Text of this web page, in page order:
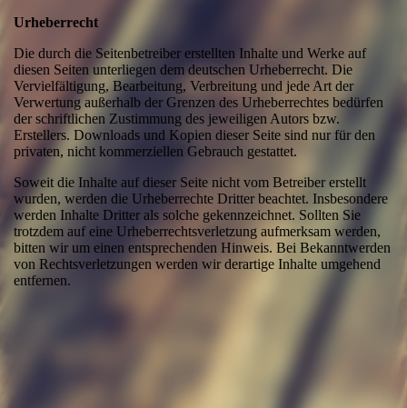
Urheberrecht
Die durch die Seitenbetreiber erstellten Inhalte und Werke auf
diesen Seiten unterliegen dem deutschen Urheberrecht. Die
Vervielfältigung, Bearbeitung, Verbreitung und jede Art der
Verwertung außerhalb der Grenzen des Urheberrechtes bedürfen
der schriftlichen Zustimmung des jeweiligen Autors bzw.
Erstellers. Downloads und Kopien dieser Seite sind nur für den
privaten, nicht kommerziellen Gebrauch gestattet.
Soweit die Inhalte auf dieser Seite nicht vom Betreiber erstellt
wurden, werden die Urheberrechte Dritter beachtet. Insbesondere
werden Inhalte Dritter als solche gekennzeichnet. Sollten Sie
trotzdem auf eine Urheberrechtsverletzung aufmerksam werden,
bitten wir um einen entsprechenden Hinweis. Bei Bekanntwerden
von Rechtsverletzungen werden wir derartige Inhalte umgehend
entfernen.